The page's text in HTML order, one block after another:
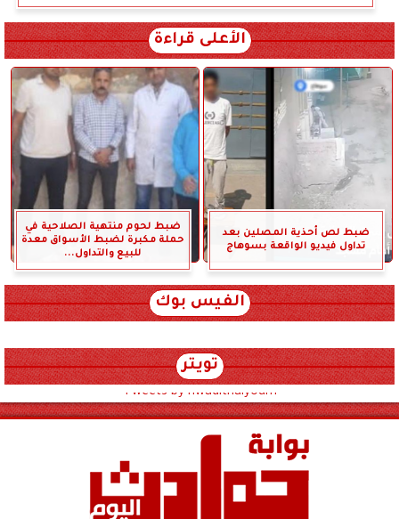
الأعلى قراءة
ضبط لص أحذية المصلين بعد
تداول فيديو الواقعة بسوهاج
ضبط لحوم منتهية الصلاحية في
حملة مكبرة لضبط الأسواق معدة
للبيع والتداول...
الفيس بوك
تويتر
Tweets by hwadithalyoum